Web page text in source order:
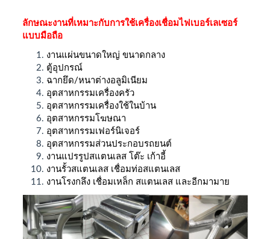
ลักษณะงานที่เหมาะกับการใช้เครื่องเชื่อมไฟเบอร์เลเซอร์
แบบมือถือ
งานแผ่นขนาดใหญ่ ขนาดกลาง
ตู้อุปกรณ์
ฉากยึด/หนาต่างอลูมิเนียม
อุตสาหกรรมเครื่องครัว
อุตสาหกรรมเครื่องใช้ในบ้าน
อุตสาหกรรมโฆษณา
อุตสาหกรรมเฟอร์นิเจอร์
อุตสาหกรรมส่วนประกอบรถยนต์
งานแปรรูปสแตนเลส โต๊ะ เก้าอี้
งานรั้วสแตนเลส เชื่อมท่อสแตนเลส
งานโรงกลึง เชื่อมเหล็ก สแตนเลส และอีกมามาย